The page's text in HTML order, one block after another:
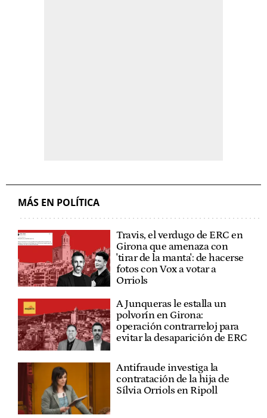
MÁS EN POLÍTICA
Travis, el verdugo de ERC en
Girona que amenaza con
'tirar de la manta': de hacerse
fotos con Vox a votar a
Orriols
A Junqueras le estalla un
polvorín en Girona:
operación contrarreloj para
evitar la desaparición de ERC
Antifraude investiga la
contratación de la hija de
Sílvia Orriols en Ripoll